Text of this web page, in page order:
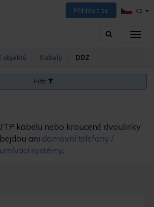
Přihlásit se CZ
Vyhledávání
objektů Kabely DDZ
Filtr
kabelu nebo kroucené dvoulinky
ani domovní telefony /
systémy.